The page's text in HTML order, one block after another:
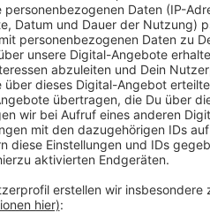
die
Coronapatienten in
und haben jetzt
Weil ich sehe,
ist extrem